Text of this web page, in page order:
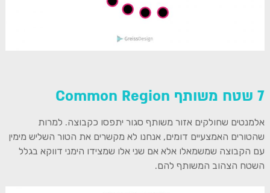
7 שטח משותף Common Region
אלמנטים שחולקים אזור משותף סגור יתפסו כקבוצה. למרות
שהטורים האמצעיים דומים, אנחנו לא מקשרים את הטור השליש מימין
עם הקבוצה שמשמאלו אלא אם שני אלו שמצידו הימני דווקא בגלל
השטח הצהוב המשותף להם.